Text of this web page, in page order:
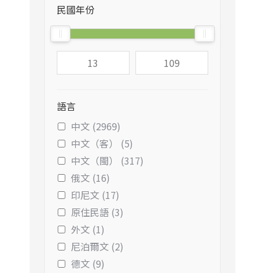
民國年份
語言
中文 (2969)
中文（客） (5)
中文（閩） (317)
俄文 (16)
印尼文 (17)
原住民語 (3)
外文 (1)
尼泊爾文 (2)
德文 (9)